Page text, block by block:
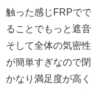
触った感じFRPで
ることでもっと遮
そして全体の気密
が簡単すぎなので
かなり満足度が高